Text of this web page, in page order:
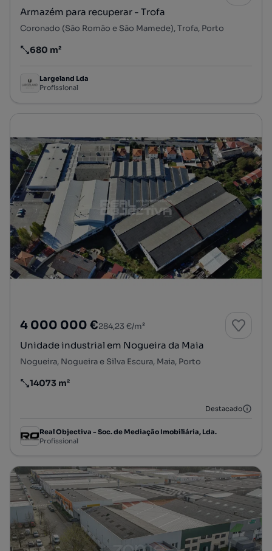
Armazém para recuperar - Trofa
Coronado (São Romão e São Mamede), Trofa, Porto
Preço por metro quadrado
680 m²
Largeland Lda
Profissional
4 000 000 €284,23 €/m²
Unidade industrial em Nogueira da Maia
Nogueira, Nogueira e Silva Escura, Maia, Porto
Preço por metro quadrado
14073 m²
Destacado
Real Objectiva - Soc. de Mediação Imobiliária, Lda.
Profissional